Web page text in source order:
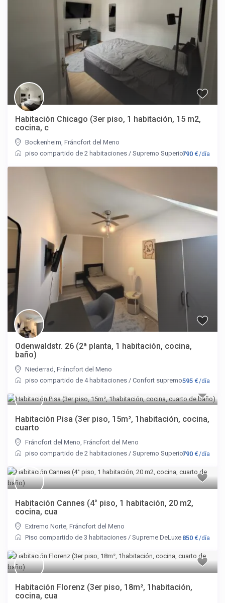
790 €/día
Habitación Chicago (3er piso, 1 habitación, 15 m2,
cocina, c
Bockenheim,Fráncfort del Meno
piso compartido de 2 habitaciones /Supremo Superior
595 €/día
Odenwaldstr. 26 (2ª planta, 1 habitación, cocina,
baño)
Niederrad,Fráncfort del Meno
piso compartido de 4 habitaciones /Confort supremo
790 €/día
Habitación Pisa (3er piso, 15m², 1habitación, cocina,
cuarto
Fráncfort del Meno,Fráncfort del Meno
piso compartido de 2 habitaciones /Supremo Superior
850 €/día
Habitación Cannes (4° piso, 1 habitación, 20 m2,
cocina, cua
Extremo Norte,Fráncfort del Meno
Piso compartido de 3 habitaciones /Supreme DeLuxe
Habitación Florenz (3er piso, 18m², 1habitación,
cocina, cua